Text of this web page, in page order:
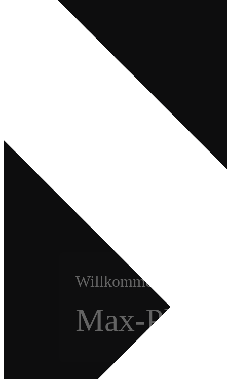
Willkommen am
Max-